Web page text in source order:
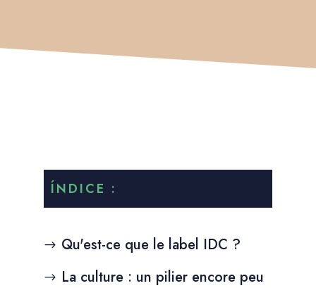
ÍNDICE :
Qu'est-ce que le label IDC ?
La culture : un pilier encore peu